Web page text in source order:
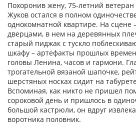
Похоронив жену, 75-летний
Жуков остался в полном
однокомнатной квартире. На сцене
дверцами, в нем на деревянных
старый пиджак с тускло
шкафу – артефакты прошлых
головы Ленина, часов и гармони.
трогательной вязаной шапочке,
шерстяных носках сидит на
Вспоминая, как никто не пришел
сороковой день и пришлось в
большой кастрюли, он вдруг
воротника половник.